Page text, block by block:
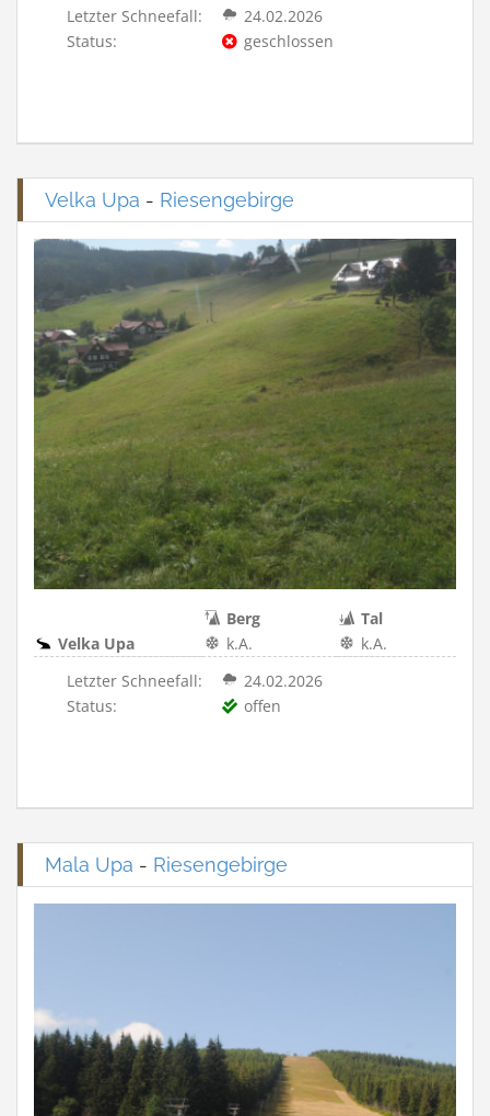
Letzter Schneefall:
24.02.2026
Status:
geschlossen
Velka Upa - Riesengebirge
Berg
Tal
Velka Upa
k.A.
k.A.
Letzter Schneefall:
24.02.2026
Status:
offen
Mala Upa - Riesengebirge